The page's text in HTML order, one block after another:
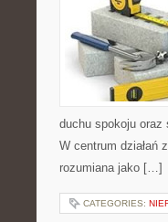
duchu spokoju oraz
W centrum działań
rozumiana jako […]
CATEGORIES: